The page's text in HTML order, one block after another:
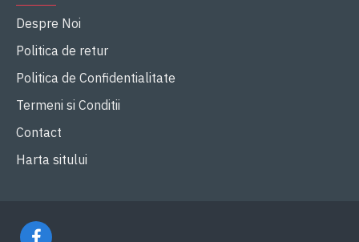
Despre Noi
Politica de retur
Politica de Confidentialitate
Termeni si Conditii
Contact
Harta sitului